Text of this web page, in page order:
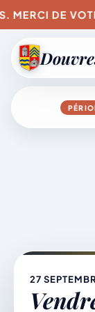
DE
Agenda
Mairie &
27